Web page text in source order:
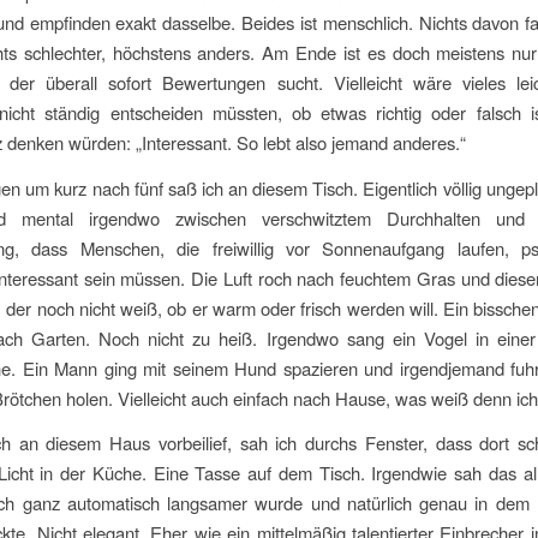
empfinden exakt dasselbe. Beides ist menschlich. Nichts davon
schlechter, höchstens anders. Am Ende ist es doch meistens
der überall sofort Bewertungen sucht. Vielleicht wäre vieles
ständig entscheiden müssten, ob etwas richtig oder falsch
denken würden: „Interessant. So lebt also jemand anderes.“
um kurz nach fünf saß ich an diesem Tisch. Eigentlich völlig
mental irgendwo zwischen verschwitztem Durchhalten
dass Menschen, die freiwillig vor Sonnenaufgang laufen,
sein müssen. Die Luft roch nach feuchtem Gras und
der noch nicht weiß, ob er warm oder frisch werden will. Ein
Garten. Noch nicht zu heiß. Irgendwo sang ein Vogel in
Ein Mann ging mit seinem Hund spazieren und irgendjemand
holen. Vielleicht auch einfach nach Hause, was weiß denn
an diesem Haus vorbeilief, sah ich durchs Fenster, dass dort
in der Küche. Eine Tasse auf dem Tisch. Irgendwie sah das
ganz automatisch langsamer wurde und natürlich genau in dem
Nicht elegant. Eher wie ein mittelmäßig talentierter Einbrecher